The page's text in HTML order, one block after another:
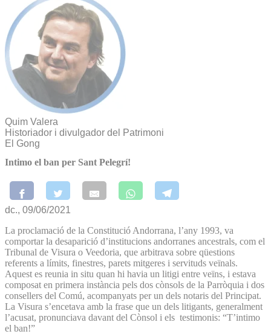
Quim Valera
Historiador i divulgador del Patrimoni
El Gong
Intimo el ban per Sant Pelegrí!
dc., 09/06/2021
La proclamació de la Constitució Andorrana, l’any 1993, va
comportar la desaparició d’institucions andorranes ancestrals, com el
Tribunal de Visura o Veedoria, que arbitrava sobre qüestions
referents a límits, finestres, parets mitgeres i servituds veïnals.
Aquest es reunia in situ quan hi havia un litigi entre veïns, i estava
composat en primera instància pels dos cònsols de la Parròquia i dos
consellers del Comú, acompanyats per un dels notaris del Principat.
La Visura s’encetava amb la frase que un dels litigants, generalment
l’acusat, pronunciava davant del Cònsol i els testimonis: “T’intimo
el ban!”